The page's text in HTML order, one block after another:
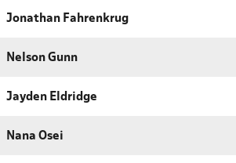
Jonathan Fahrenkrug
Nelson Gunn
Jayden Eldridge
Nana Osei